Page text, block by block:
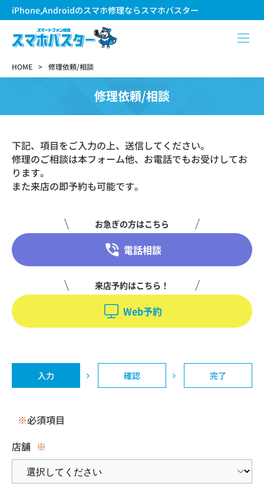
iPhone,Androidのスマホ修理ならスマホバスター
HOME 修理依頼/相談
修理依頼/相談
下記、項目をご入力の上、送信してください。
修理のご相談は本フォーム他、お電話でもお受けしてお
ります。
また来店の即予約も可能です。
お急ぎの方はこちら
電話相談
来店予約はこちら！
Web予約
入力 確認 完了
※必須項目
店舗 ※